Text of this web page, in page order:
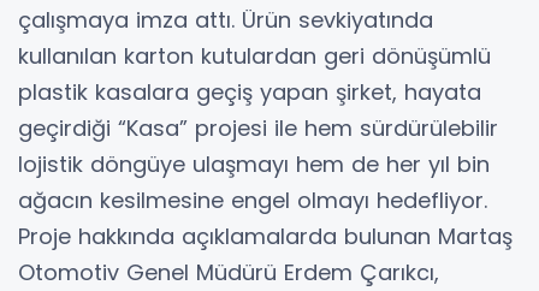
çalışmaya imza attı. Ürün sevkiyatında
kullanılan karton kutulardan geri dönüşümlü
plastik kasalara geçiş yapan şirket, hayata
geçirdiği “Kasa” projesi ile hem sürdürülebilir
lojistik döngüye ulaşmayı hem de her yıl bin
ağacın kesilmesine engel olmayı hedefliyor.
Proje hakkında açıklamalarda bulunan Martaş
Otomotiv Genel Müdürü Erdem Çarıkcı,